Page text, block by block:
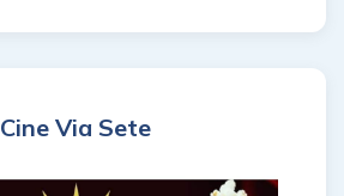
Cine Via Sete